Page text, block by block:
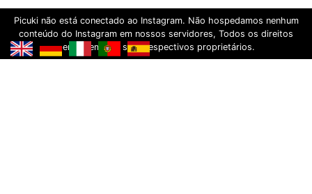
Picuki não está conectado ao Instagram. Não hospedamos nenhum
conteúdo do Instagram em nossos servidores, Todos os direitos
pertencem aos seus respectivos proprietários.